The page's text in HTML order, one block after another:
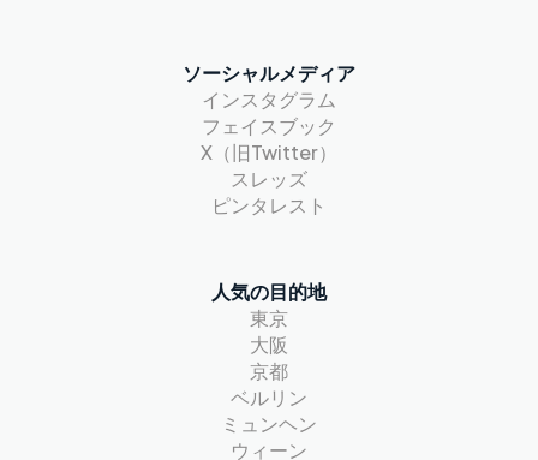
ソーシャルメディア
インスタグラム
フェイスブック
X（旧Twitter）
スレッズ
ピンタレスト
人気の目的地
東京
大阪
京都
ベルリン
ミュンヘン
ウィーン